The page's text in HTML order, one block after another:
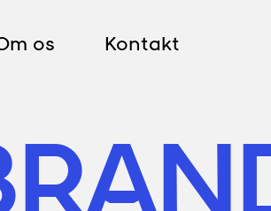
os Kontakt